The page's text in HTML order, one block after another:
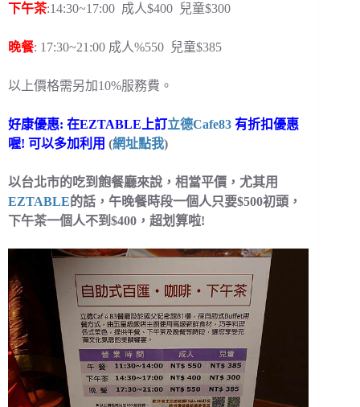
下午茶:14:30~17:00 成人$400 兒童$300
晚餐: 17:30~21:00 成人%550 兒童$385
以上價格需另加10%服務費。
好康優惠: 在EZTABLE上訂立德Cafe83 有折扣優惠
喔! 可以多加利用 (網址點我)
以台北市的吃到飽餐廳來說，相當平價，尤其用
EZTABLE的話，午晚餐時段一個人只要$500初頭，
下午茶一個人不到$400，超划算啦!